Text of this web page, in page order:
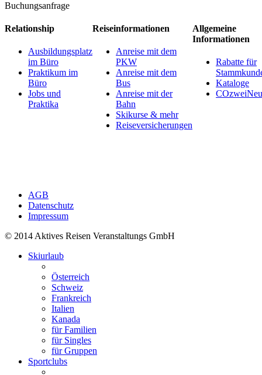
Buchungsanfrage
Relationship
Ausbildungsplatz
im Büro
Praktikum im
Büro
Jobs und
Praktika
Reiseinformationen
Anreise mit dem
PKW
Anreise mit dem
Bus
Anreise mit der
Bahn
Skikurse & mehr
Reiseversicherungen
Allgemeine
Informationen
Rabatte für
Kataloge
AGB
Datenschutz
Impressum
© 2014 Aktives Reisen Veranstaltungs GmbH
Skiurlaub
Österreich
Schweiz
Frankreich
Italien
Kanada
für Familien
für Singles
für Gruppen
Sportclubs